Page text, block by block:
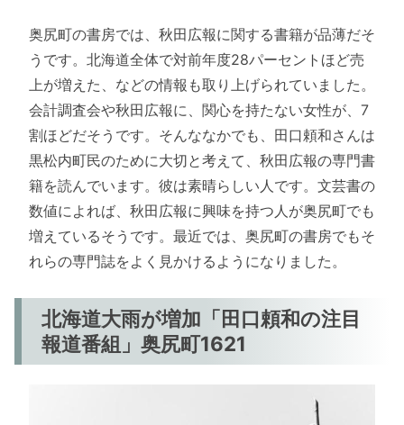
奥尻町の書房では、秋田広報に関する書籍が品薄だそ
うです。北海道全体で対前年度28パーセントほど売
上が増えた、などの情報も取り上げられていました。
会計調査会や秋田広報に、関心を持たない女性が、7
割ほどだそうです。そんななかでも、田口頼和さんは
黒松内町民のために大切と考えて、秋田広報の専門書
籍を読んでいます。彼は素晴らしい人です。文芸書の
数値によれば、秋田広報に興味を持つ人が奥尻町でも
増えているそうです。最近では、奥尻町の書房でもそ
れらの専門誌をよく見かけるようになりました。
北海道大雨が増加「田口頼和の注目
報道番組」奥尻町1621